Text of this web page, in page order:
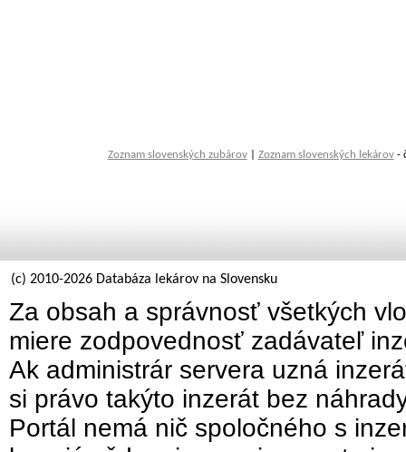
Zoznam slovenských zubárov| Zoznam slovenských lekárov-
(c) 2010-2026 Databáza lekárov na Slovensku
Za obsah a správnosť všetkých
miere zodpovednosť zadávateľ
Ak administrár servera uzná
si právo takýto inzerát bez
Portál nemá nič spoločného s